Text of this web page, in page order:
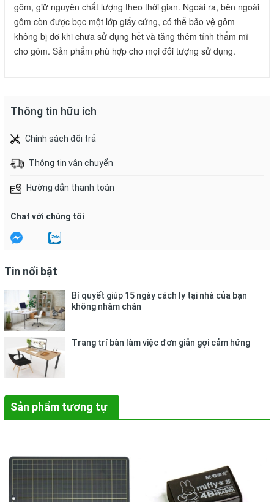
gôm, giữ nguyên chất lượng theo thời gian. Ngoài ra, bên ngoài
gôm còn được bọc một lớp giấy cứng, có thể bảo vệ gôm
không bị dơ khi chưa sử dụng hết và tăng thêm tính thẩm mĩ
cho gôm. Sản phẩm phù hợp cho mọi đối tượng sử dụng.
Thông tin hữu ích
Chính sách đổi trả
Thông tin vận chuyển
Hướng dẫn thanh toán
Chat với chúng tôi
Tin nổi bật
Bí quyết giúp 15 ngày cách ly tại nhà của bạn
không nhàm chán
Trang trí bàn làm việc đơn giản gợi cảm hứng
Sản phẩm tương tự